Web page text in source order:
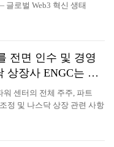
로벌 Web3 혁신 생태
대의 전면적인 개막을 선언
트·공정성·보상·실질적 가
열게 된다. Satoshi
터, 전면 업그레이드된 1.1
커뮤니티와의 동행·최적화
계로 공식 진입했다. 이는 엔
에서 1.1까지: PPLDAO
전면 인수 및 경영
상장사 ENGC는 법
GROUP
워 센터의 전체 주주, 파트
정 및 나스닥 상장 관련 사항
에너지 컴퓨팅 파워 센터